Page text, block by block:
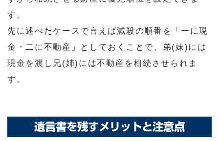
す。
先に述べたケースで言えば減殺の順番を「一に現
金・二に不動産」としておくことで、弟(妹)には
現金を渡し兄(姉)には不動産を相続させられま
す。
遺言書を残すメリットと注意点